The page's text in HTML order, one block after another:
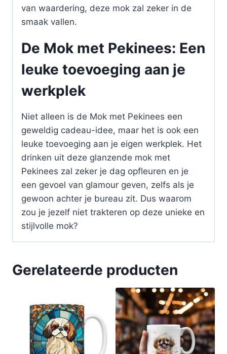
van waardering, deze mok zal zeker in de
smaak vallen.
De Mok met Pekinees: Een
leuke toevoeging aan je
werkplek
Niet alleen is de Mok met Pekinees een
geweldig cadeau-idee, maar het is ook een
leuke toevoeging aan je eigen werkplek. Het
drinken uit deze glanzende mok met
Pekinees zal zeker je dag opfleuren en je
een gevoel van glamour geven, zelfs als je
gewoon achter je bureau zit. Dus waarom
zou je jezelf niet trakteren op deze unieke en
stijlvolle mok?
Gerelateerde producten